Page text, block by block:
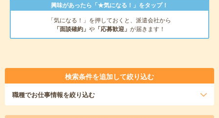
興味があったら「★気になる！」をタップ！
「気になる！」を押しておくと、派遣会社から
「面談確約」 や 「応募歓迎」 が届きます！
検索条件を追加して絞り込む
職種でお仕事情報を絞り込む